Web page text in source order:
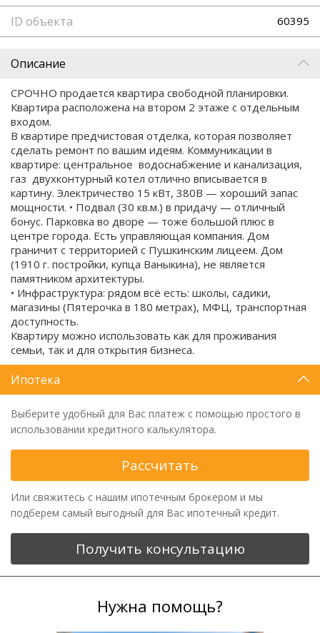
ID объекта 60395
Описание
СРОЧНО продается квартира свободной планировки.
Квартира расположена на втором 2 этаже с отдельным
входом.
В квартире предчистовая отделка, которая позволяет
сделать ремонт по вашим идеям. Коммуникации в
квартире: центральное водоснабжение и канализация,
газ двухконтурный котел отлично вписывается в
картину. Электричество 15 кВт, 380В — хороший запас
мощности. • Подвал (30 кв.м.) в придачу — отличный
бонус. Парковка во дворе — тоже большой плюс в
центре города. Есть управляющая компания. Дом
граничит с территорией с Пушкинским лицеем. Дом
(1910 г. постройки, купца Ваныкина), не является
памятником архитектуры.
• Инфраструктура: рядом всё есть: школы, садики,
магазины (Пятерочка в 180 метрах), МФЦ, транспортная
доступность.
Квартиру можно использовать как для проживания
семьи, так и для открытия бизнеса.
Ипотека
Выберите удобный для Вас платеж с помощью простого в
использовании кредитного калькулятора.
Рассчитать
Или свяжитесь с нашим ипотечным брокером и мы
подберем самый выгодный для Вас ипотечный кредит.
Получить консультацию
Нужна помощь?